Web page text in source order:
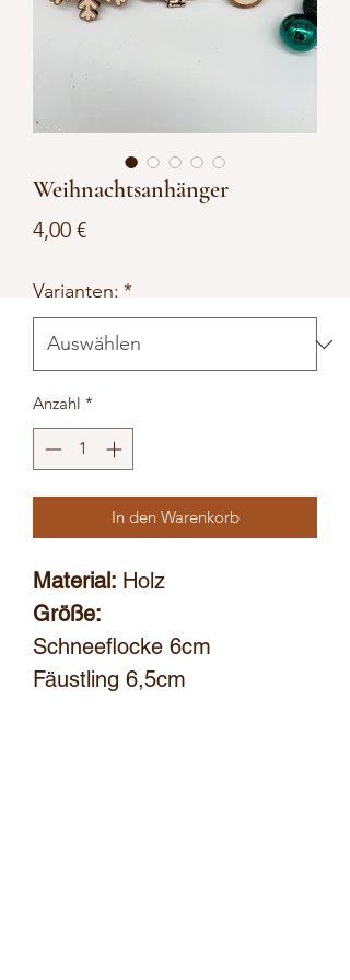
Weihnachtsanhänger
4,00 €Preis
Varianten: *
Anzahl *
In den Warenkorb
Material: Holz
Größe:
Schneeflocke 6cm
Fäustling 6,5cm